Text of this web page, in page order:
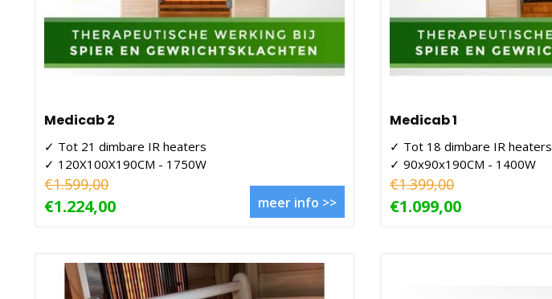
Medicab 2
✓ Tot 21 dimbare IR heaters
✓ 120X100X190CM - 1750W
€1.599,00
€1.224,00 meer info >>
Medicab 1
✓ Tot 18 dimbare IR heaters
✓ 90x90x190CM - 1400W
€1.399,00
€1.099,00